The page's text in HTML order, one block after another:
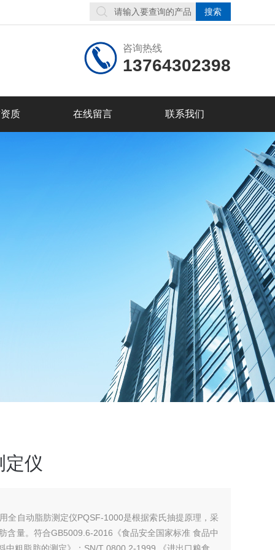
咨询热线
13764302398
质 在线留言 联系我们
定仪
全自动脂肪测定仪PQSF-1000是根据索氏抽提原理，采
含量。符合GB5009.6-2016《食品安全国家标准 食品中